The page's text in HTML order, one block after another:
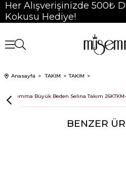
Her Alışverişinizde 500₺
Kokusu Hediye!
Anasayfa TAKIM TAKIM
Müsemma Büyük Beden Selina Takım
BENZER